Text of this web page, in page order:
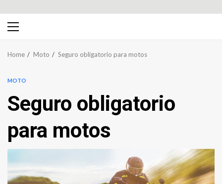
Primary
Home Moto Seguro obligatorio para motos
MOTO
Seguro obligatorio
para motos